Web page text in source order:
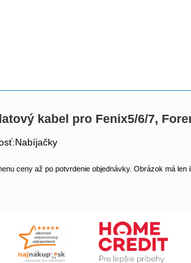
kabel pro Fenix5/6/7,
ceny až po potvrdenie objednávky. Obrázok má len